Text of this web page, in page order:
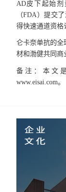
AD皮下起始
（FDA）提交
得快速通道资格
仑卡奈单抗的全
材和渤健共同商
备注：本文
www.eisai.com。